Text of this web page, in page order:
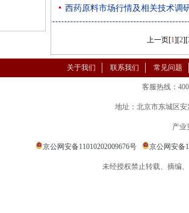
西药原料市场行情及相关技术调
上一页[1][2][
关于我们 联系我们 常见问题
客服热线：
地址：北京市东城区
产业
京公网安备11010202009676号 京公网安备
未经授权禁止转载、摘编